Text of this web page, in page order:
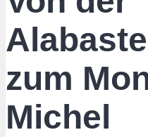
zum
Michel